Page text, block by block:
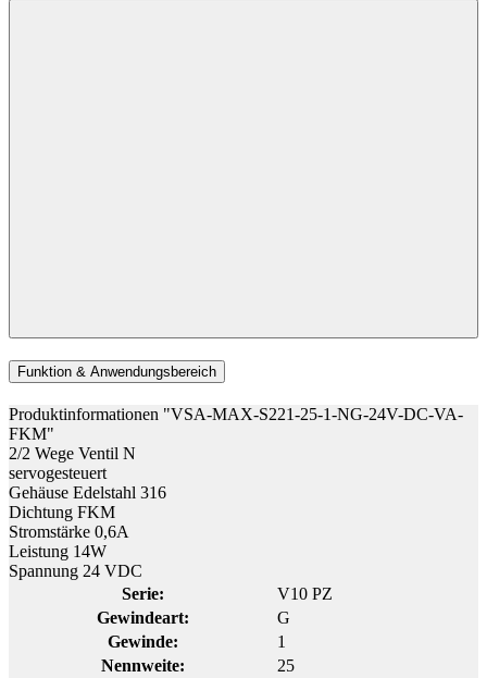
Funktion & Anwendungsbereich
Produktinformationen "VSA-MAX-S221-25-1-NG-24V-DC-VA-
FKM"
2/2 Wege Ventil N
servogesteuert
Gehäuse Edelstahl 316
Dichtung FKM
Stromstärke 0,6A
Leistung 14W
Spannung 24 VDC
Serie:
V10 PZ
Gewindeart:
G
Gewinde:
1
Nennweite:
25